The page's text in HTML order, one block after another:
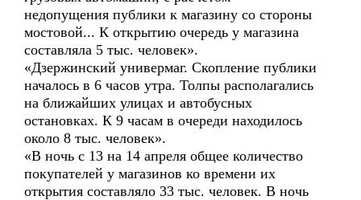
недопущения публики к магазину со стороны
мостовой... К открытию очередь у магазина
составляла 5 тыс. человек».
«Дзержинский универмаг. Скопление публики
началось в 6 часов утра. Толпы располагались
на ближайших улицах и автобусных
остановках. К 9 часам в очереди находилось
около 8 тыс. человек».
«В ночь с 13 на 14 апреля общее количество
покупателей у магазинов ко времени их
открытия составляло 33 тыс. человек. В ночь